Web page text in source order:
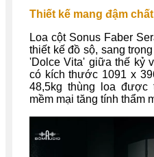
Thiết kế mang đậm
Loa cột Sonus Faber
thiết kế đồ sộ, sang
'Dolce Vita' giữa thế kỷ
có kích thước 1091 x
48,5kg thùng loa được
mềm mại tăng tính thẩm